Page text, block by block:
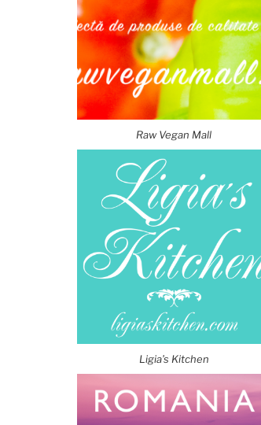
Raw Vegan Mall
Ligia’s Kitchen